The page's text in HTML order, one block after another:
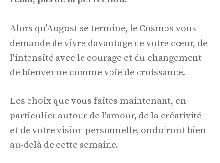
Alors qu'August se termine, le Cosmos vous
demande de vivre davantage de votre cœur, de
l'intensité avec le courage et du changement
de bienvenue comme voie de croissance.
Les choix que vous faites maintenant, en
particulier autour de l'amour, de la créativité
et de votre vision personnelle, onduiront bien
au-delà de cette semaine.